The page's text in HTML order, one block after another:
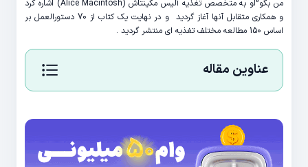
من بگو”او به متخصص تغذیه آلیس مکینتاش (Alice Macintosh) اشاره کرد
و همکاری متقابل آنها آغاز گردید و در نهایت یک کتاب از 70 دستورالعمل بر
اساس 150 مطالعه مختلف تغذیه ای منتشر گردید .
عناوین مقاله